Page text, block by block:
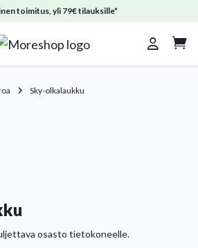
toimitus, yli 79€ tilauksille*

Sky-olkalaukku
osasto tietokoneelle.